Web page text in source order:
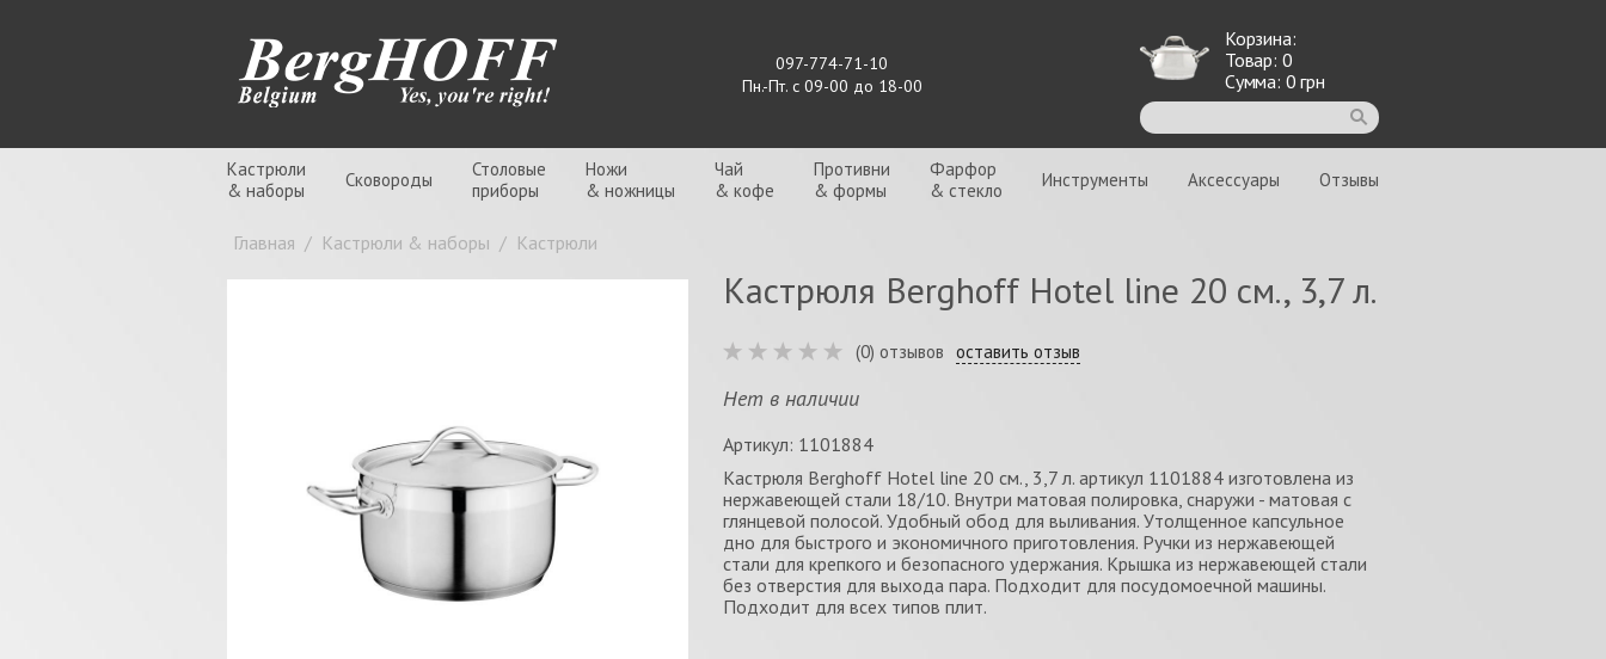
097-774-71-10
Пн.-Пт. с 09-00 до 18-00
Корзина:
Товар: 0
Сумма: 0 грн
Кастрюли
& наборы
Сковороды
Столовые
приборы
Ножи
& ножницы
Чай
& кофе
Противни
& формы
Фарфор
& стекло
Инструменты Аксессуары Отзывы
Главная / Кастрюли & наборы / Кастрюли
Кастрюля Berghoff Hotel line 20 см., 3,7 л.
(0) отзывов оставить отзыв
Нет в наличии
Артикул: 1101884
Кастрюля Berghoff Hotel line 20 см., 3,7 л. артикул 1101884 изготовлена из
нержавеющей стали 18/10. Внутри матовая полировка, снаружи - матовая с
глянцевой полосой. Удобный обод для выливания. Утолщенное капсульное
дно для быстрого и экономичного приготовления. Ручки из нержавеющей
стали для крепкого и безопасного удержания. Kрышка из нержавеющей стали
без отверстия для выхода пара. Подходит для посудомоечной машины.
Подходит для всех типов плит.